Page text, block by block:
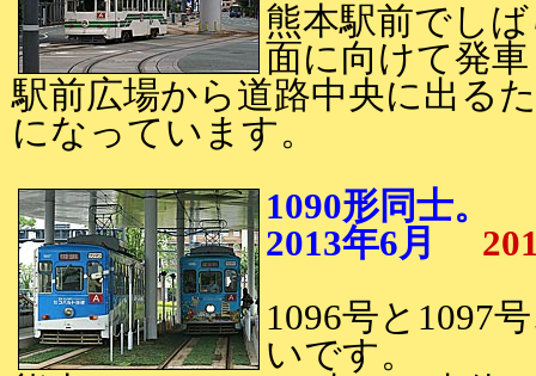
熊本駅前でし
面に向けて発
駅前広場から道路中央に出る
になっています。
1090形同士。
2013年6月
1096号と1097
いです。